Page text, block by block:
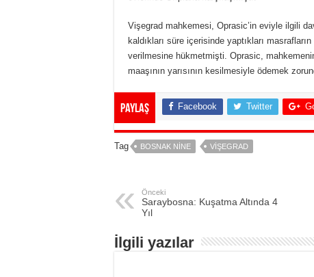
Vişegrad mahkemesi, Oprasic’in eviyle ilgili
kaldıkları süre içerisinde yaptıkları
verilmesine hükmetmişti. Oprasic,
maaşının yarısının kesilmesiyle ödemek
Paylaş Facebook Twitter
Tag BOSNAK NINE VIŞEGRAD
Önceki
Saraybosna: Kuşatma Altında 4
Yıl
İlgili yazılar